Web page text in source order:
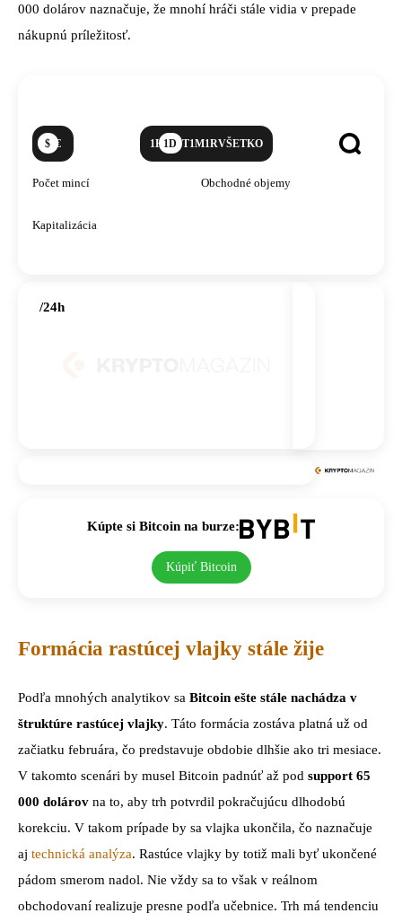
000 dolárov naznačuje, že mnohí hráči stále vidia v prepade
nákupnú príležitosť.
$ € 1H 1D 1T1M1RVŠETKO
zobraziť
vyhľadávanie
Počet mincí Obchodné objemy
Kapitalizácia
/24h
Kúpte si Bitcoin na burze:
Kúpiť Bitcoin
Formácia rastúcej vlajky stále žije
Podľa mnohých analytikov sa Bitcoin ešte stále nachádza v
štruktúre rastúcej vlajky. Táto formácia zostáva platná už od
začiatku februára, čo predstavuje obdobie dlhšie ako tri mesiace.
V takomto scenári by musel Bitcoin padnúť až pod support 65
000 dolárov na to, aby trh potvrdil pokračujúcu dlhodobú
korekciu. V takom prípade by sa vlajka ukončila, čo naznačuje
aj technická analýza. Rastúce vlajky by totiž mali byť ukončené
pádom smerom nadol. Nie vždy sa to však v reálnom
obchodovaní realizuje presne podľa učebnice. Trh má tendenciu